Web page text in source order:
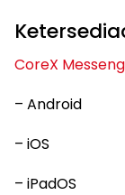
CoreX
– Android
– iOS
– iPadOS